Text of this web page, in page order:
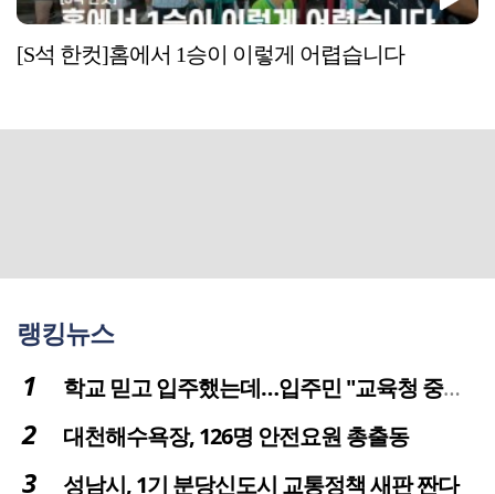
[S석 한컷]홈에서 1승이 이렇게 어렵습니다
랭킹뉴스
학교 믿고 입주했는데…입주민 "교육청 중재 나서라"
대천해수욕장, 126명 안전요원 총출동
성남시, 1기 분당신도시 교통정책 새판 짠다